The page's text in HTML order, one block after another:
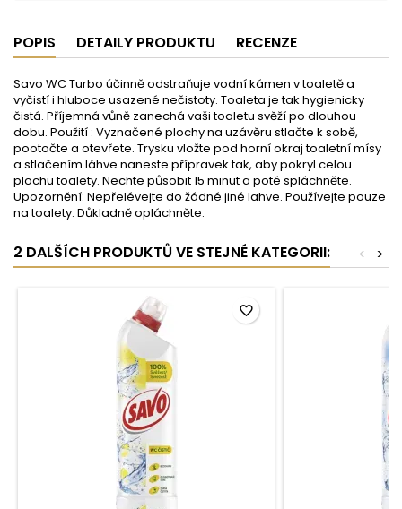
POPIS DETAILY PRODUKTU RECENZE
Savo WC Turbo účinně odstraňuje vodní kámen v toaletě a
vyčistí i hluboce usazené nečistoty. Toaleta je tak hygienicky
čistá. Příjemná vůně zanechá vaši toaletu svěží po dlouhou
dobu. Použití : Vyznačené plochy na uzávěru stlačte k sobě,
pootočte a otevřete. Trysku vložte pod horní okraj toaletní mísy
a stlačením láhve naneste přípravek tak, aby pokryl celou
plochu toalety. Nechte působit 15 minut a poté spláchněte.
Upozornění: Nepřelévejte do žádné jiné lahve. Používejte pouze
na toalety. Důkladně opláchněte.
2 DALŠÍCH PRODUKTŮ VE STEJNÉ KATEGORII: >
<
favorite_border